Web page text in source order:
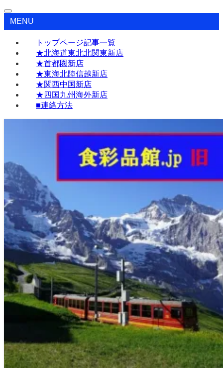
MENU
トップページ記事一覧
★北海道東北北関東新店
★首都圏新店
★東海北陸信越新店
★関西中国新店
★四国九州海外新店
■連絡方法